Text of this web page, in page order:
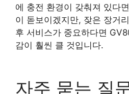
에 충전 환경이 갖춰져 있다
이 돋보이겠지만, 잦은 장거
후 서비스가 중요하다면
감이 훨씬 클 것입니다.
자주 묻는 질